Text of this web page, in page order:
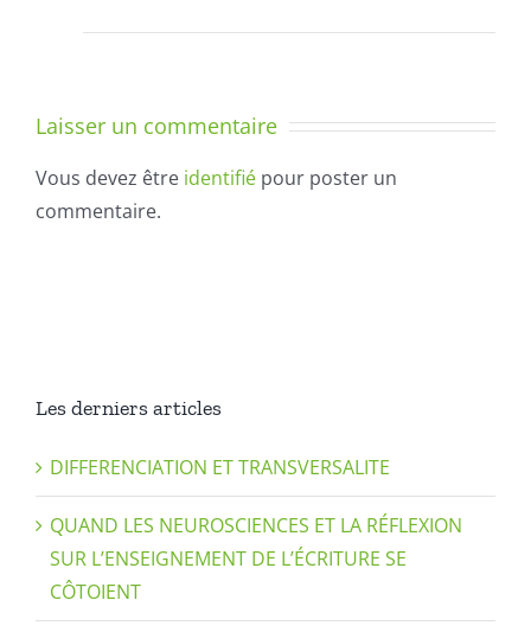
Laisser un commentaire
Vous devez être identifié pour poster un
commentaire.
Les derniers articles
DIFFERENCIATION ET TRANSVERSALITE
QUAND LES NEUROSCIENCES ET LA RÉFLEXION
SUR L’ENSEIGNEMENT DE L’ÉCRITURE SE
CÔTOIENT